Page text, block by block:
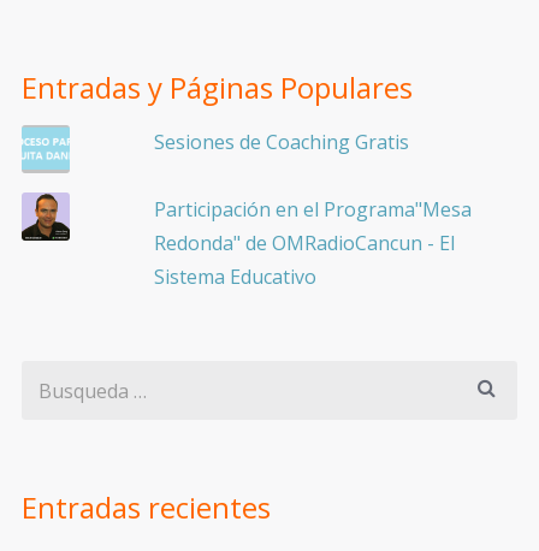
Entradas y Páginas Populares
Sesiones de Coaching Gratis
Participación en el Programa"Mesa
Redonda" de OMRadioCancun - El
Sistema Educativo
Entradas recientes